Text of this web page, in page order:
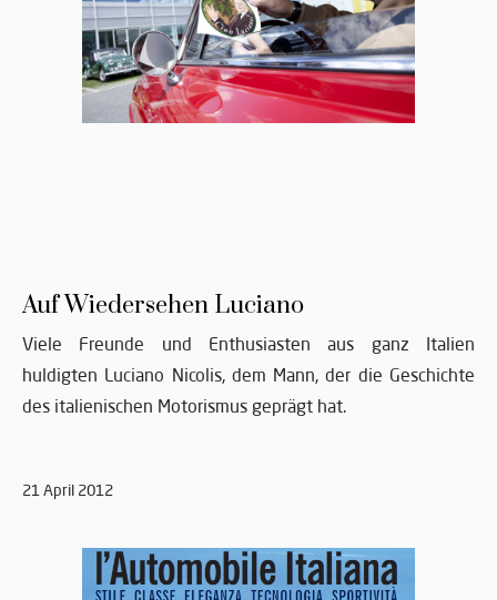
Auf Wiedersehen Luciano
Viele Freunde und Enthusiasten aus ganz Italien
huldigten Luciano Nicolis, dem Mann, der die Geschichte
des italienischen Motorismus geprägt hat.
21 April 2012